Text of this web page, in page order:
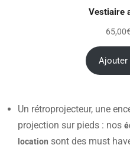
Vestiaire
65,00€
Ajouter
Un rétroprojecteur, une
projection sur pieds : nos
location sont des must